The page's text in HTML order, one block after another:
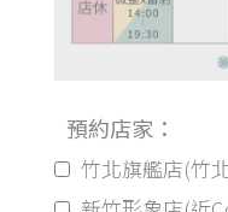
預約店家：
竹北旗艦店(竹